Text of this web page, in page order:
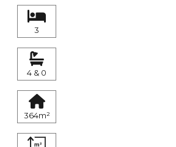
3
4 & 0
364m²